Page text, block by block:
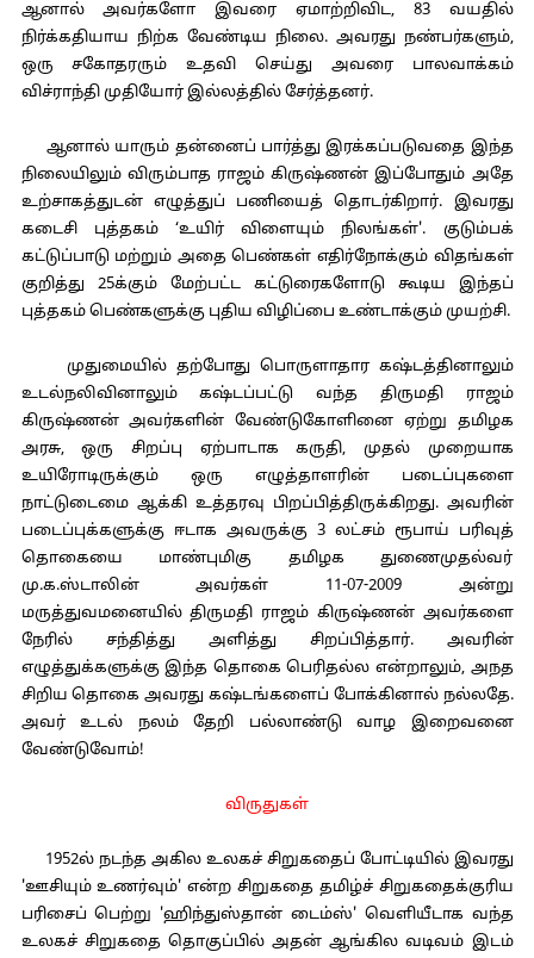
ஆனால் அவர்களோ இவரை ஏமாற்றிவிட, 83 வயதில்
நிர்க்கதியாய நிற்க வேண்டிய நிலை. அவரது நண்பர்களும்,
ஒரு சகோதரரும் உதவி செய்து அவரை பாலவாக்கம்
விச்ராந்தி முதியோர் இல்லத்தில் சேர்த்தனர்.
ஆனால் யாரும் தன்னைப் பார்த்து இரக்கப்படுவதை இந்த
நிலையிலும் விரும்பாத ராஜம் கிருஷ்ணன் இப்போதும் அதே
உற்சாகத்துடன் எழுத்துப் பணியைத் தொடர்கிறார். இவரது
கடைசி புத்தகம் ‘உயிர் விளையும் நிலங்கள்'. குடும்பக்
கட்டுப்பாடு மற்றும் அதை பெண்கள் எதிர்நோக்கும் விதங்கள்
குறித்து 25க்கும் மேற்பட்ட கட்டுரைகளோடு கூடிய இந்தப்
புத்தகம் பெண்களுக்கு புதிய விழிப்பை உண்டாக்கும் முயற்சி.
முதுமையில் தற்போது பொருளாதார கஷ்டத்தினாலும்
உடல்நலிவினாலும் கஷ்டப்பட்டு வந்த திருமதி ராஜம்
கிருஷ்ணன் அவர்களின் வேண்டுகோளினை ஏற்று தமிழக
அரசு, ஒரு சிறப்பு ஏற்பாடாக கருதி, முதல் முறையாக
உயிரோடிருக்கும் ஒரு எழுத்தாளரின் படைப்புகளை
நாட்டுடைமை ஆக்கி உத்தரவு பிறப்பித்திருக்கிறது. அவரின்
படைப்புக்களுக்கு ஈடாக அவருக்கு 3 லட்சம் ரூபாய் பரிவுத்
தொகையை மாண்புமிகு தமிழக துணைமுதல்வர்
மு.க.ஸ்டாலின் அவர்கள் 11-07-2009 அன்று
மருத்துவமனையில் திருமதி ராஜம் கிருஷ்ணன் அவர்களை
நேரில் சந்தித்து அளித்து சிறப்பித்தார். அவரின்
எழுத்துக்களுக்கு இந்த தொகை பெரிதல்ல என்றாலும், அநத
சிறிய தொகை அவரது கஷ்டங்களைப் போக்கினால் நல்லதே.
அவர் உடல் நலம் தேறி பல்லாண்டு வாழ இறைவனை
வேண்டுவோம்!
விருதுகள்
1952ல் நடந்த அகில உலகச் சிறுகதைப் போட்டியில் இவரது
'ஊசியும் உணர்வும்' என்ற சிறுகதை தமிழ்ச் சிறுகதைக்குரிய
பரிசைப் பெற்று 'ஹிந்துஸ்தான் டைம்ஸ்' வெளியீடாக வந்த
உலகச் சிறுகதை தொகுப்பில் அதன் ஆங்கில வடிவம் இடம்